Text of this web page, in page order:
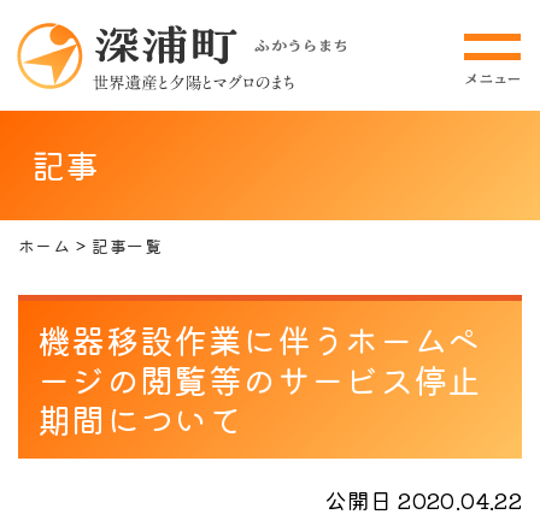
記事
ホーム 記事一覧
機器移設作業に伴うホームペ
ージの閲覧等のサービス停止
期間について
公開日 2020.04.22